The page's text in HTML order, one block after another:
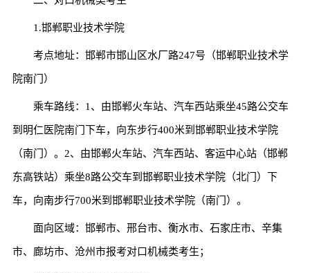
1.邯郸职业技术学院
考点地址：邯郸市邯山区水厂路247号（邯郸职业技术学
院南门）
乘车路线：1、由邯郸火车站、汽车西站乘坐45路公交车
到明仁医院南门下车，向东步行400米到邯郸职业技术学院
（南门）。2、由邯郸火车站、汽车西站、客运中心站（邯郸
东高铁站）乘坐8路公交车到邯郸职业技术学院（北门）下
车，向南步行700米到邯郸职业技术学院（南门）。
面向区域：邯郸市、邢台市、衡水市、石家庄市、辛集
市、廊坊市、沧州市报考对口机械类考生；